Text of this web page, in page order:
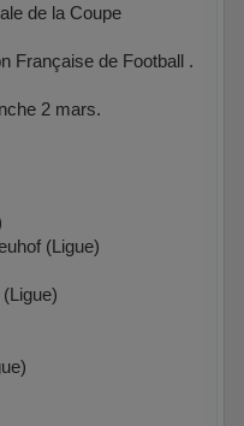
de la Coupe
Française de Football .
2 mars.
(Ligue)